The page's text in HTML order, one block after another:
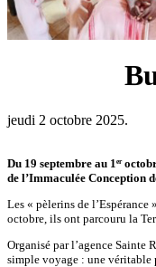
jeudi 2 octobre 2025.
Du 19 septembre au 1ᵉʳ
de l’Immaculée Conception
Les « pèlerins de l’Espérance
octobre, ils ont parcouru la
Organisé par l’agence Sainte
simple voyage : une véritable